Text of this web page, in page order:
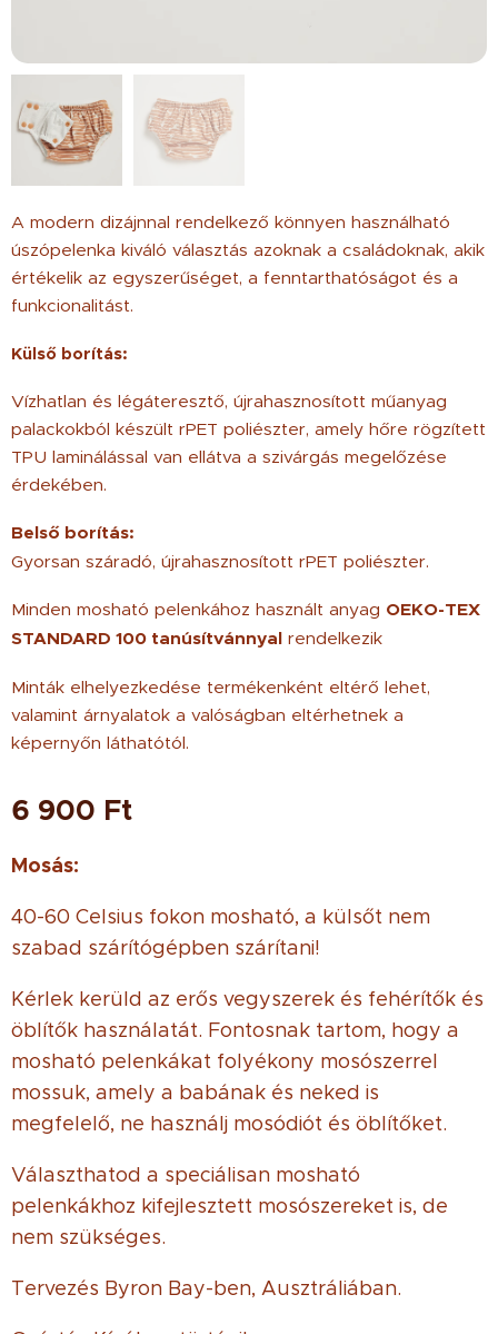
A modern dizájnnal rendelkező könnyen használható
úszópelenka kiváló választás azoknak a családoknak, akik
értékelik az egyszerűséget, a fenntarthatóságot és a
funkcionalitást.
Külső borítás:
Vízhatlan és légáteresztő, újrahasznosított műanyag
palackokból készült rPET poliészter, amely hőre rögzített
TPU laminálással van ellátva a szivárgás megelőzése
érdekében.
Belső borítás:
Gyorsan száradó, újrahasznosított rPET poliészter.
Minden mosható pelenkához használt anyag OEKO-TEX
STANDARD 100 tanúsítvánnyal rendelkezik
Minták elhelyezkedése termékenként eltérő lehet,
valamint árnyalatok a valóságban eltérhetnek a
képernyőn láthatótól.
6 900 Ft
Mosás:
40-60 Celsius fokon mosható, a külsőt nem
szabad szárítógépben szárítani!
Kérlek kerüld az erős vegyszerek és fehérítők és
öblítők használatát. Fontosnak tartom, hogy a
mosható pelenkákat folyékony mosószerrel
mossuk, amely a babának és neked is
megfelelő, ne használj mosódiót és öblítőket.
Választhatod a speciálisan mosható
pelenkákhoz kifejlesztett mosószereket is, de
nem szükséges.
Tervezés Byron Bay-ben, Ausztráliában.